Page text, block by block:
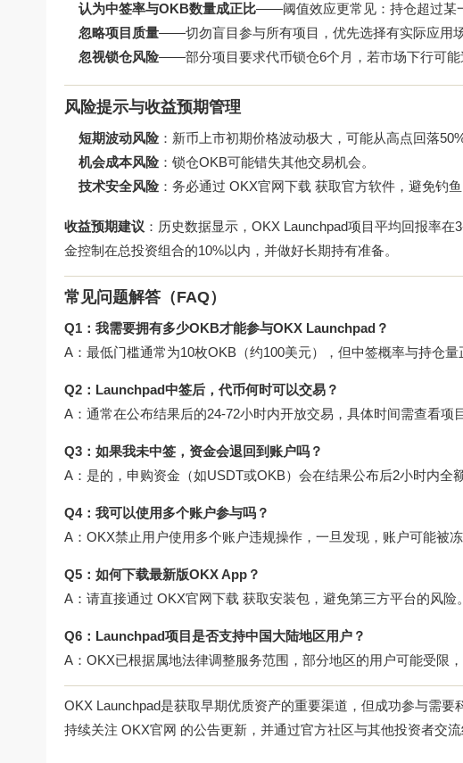
认为中签率与OKB数量成正比——阈值效应更常见：持仓超过某
忽略项目质量——切勿盲目参与所有项目，优先选择有实际应用
忽视锁仓风险——部分项目要求代币锁仓6个月，若市场下行可能
风险提示与收益预期管理
短期波动风险：新币上市初期价格波动极大，可能从高点回落50%
机会成本风险：锁仓OKB可能错失其他交易机会。
技术安全风险：务必通过 OKX官网下载 获取官方软件，避免钓鱼
收益预期建议 ：历史数据显示，OKX Launchpad项目平均回报率
金控制在总投资组合的10%以内，并做好长期持有准备。
常见问题解答（FAQ）
Q1：我需要拥有多少OKB才能参与OKX Launchpad？
A：最低门槛通常为10枚OKB（约100美元），但中签概率与持仓
Q2：Launchpad中签后，代币何时可以交易？
A：通常在公布结果后的24-72小时内开放交易，具体时间需查看项
Q3：如果我未中签，资金会退回到账户吗？
A：是的，申购资金（如USDT或OKB）会在结果公布后2小时内全
Q4：我可以使用多个账户参与吗？
A：OKX禁止用户使用多个账户违规操作，一旦发现，账户可能被冻
Q5：如何下载最新版OKX App？
A：请直接通过 OKX官网下载 获取安装包，避免第三方平台的风险。
Q6：Launchpad项目是否支持中国大陆地区用户？
A：OKX已根据属地法律调整服务范围，部分地区的用户可能受限
OKX Launchpad是获取早期优质资产的重要渠道，但成功参与需
持续关注 OKX官网 的公告更新，并通过官方社区与其他投资者交